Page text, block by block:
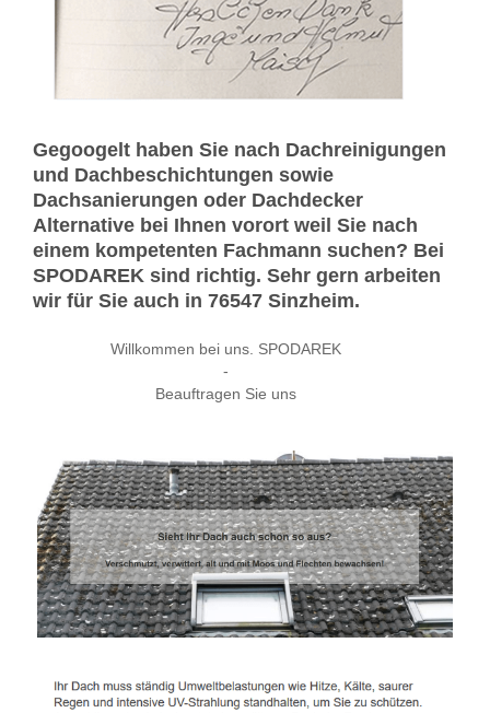
Gegoogelt haben Sie nach Dachreinigungen
und Dachbeschichtungen sowie
Dachsanierungen oder Dachdecker
Alternative bei Ihnen vorort weil Sie nach
einem kompetenten Fachmann suchen? Bei
SPODAREK sind richtig. Sehr gern arbeiten
wir für Sie auch in 76547 Sinzheim.
Willkommen bei uns. SPODAREK
-
Beauftragen Sie uns